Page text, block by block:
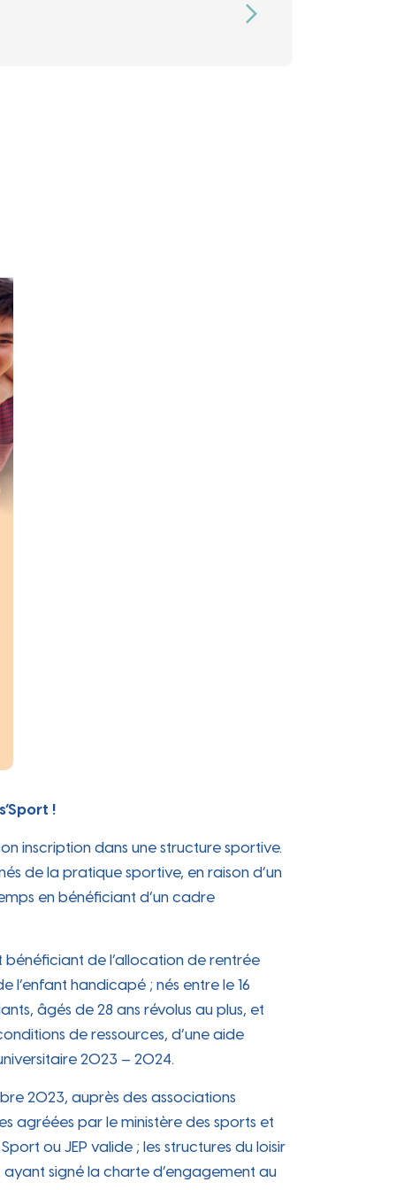
l’âge de 18 ans, lors d’une prise de
valeur monétaire, le dispositif faisant
les différents publics à accéder à une
étudier et donc à résider dans une autre
conviendra de compléter avec les
à une activité au sein de la commune pour
!
inscription dans une structure sportive.
de la pratique sportive, en raison d’un
en bénéficiant d’un cadre
bénéficiant de l’allocation de rentrée
l’enfant handicapé ; nés entre le 16
âgés de 28 ans révolus au plus, et
de ressources, d’une aide
2023 – 2024.
2023, auprès des associations
agréées par le ministère des sports et
ou JEP valide ; les structures du loisir
signé la charte d’engagement au